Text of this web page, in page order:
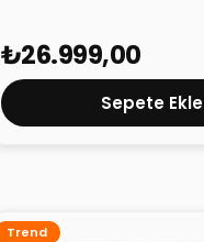
₺26.999,00
Sepete Ekle
Trend